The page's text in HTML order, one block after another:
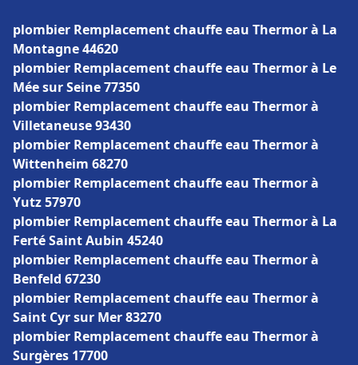
plombier Remplacement chauffe eau Thermor à La
Montagne 44620
plombier Remplacement chauffe eau Thermor à Le
Mée sur Seine 77350
plombier Remplacement chauffe eau Thermor à
Villetaneuse 93430
plombier Remplacement chauffe eau Thermor à
Wittenheim 68270
plombier Remplacement chauffe eau Thermor à
Yutz 57970
plombier Remplacement chauffe eau Thermor à La
Ferté Saint Aubin 45240
plombier Remplacement chauffe eau Thermor à
Benfeld 67230
plombier Remplacement chauffe eau Thermor à
Saint Cyr sur Mer 83270
plombier Remplacement chauffe eau Thermor à
Surgères 17700